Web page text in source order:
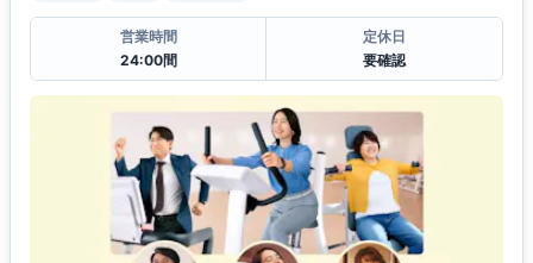
営業時間
24:00間
定休日
要確認